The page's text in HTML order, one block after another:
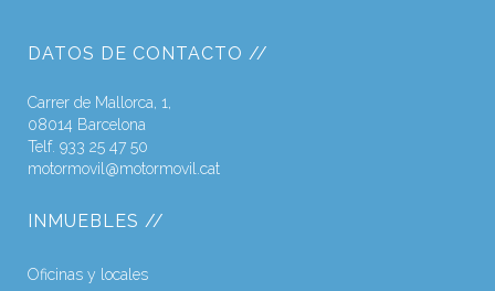
DATOS DE CONTACTO //
Carrer de Mallorca, 1,
08014 Barcelona
Telf. 933 25 47 50
motormovil@motormovil.cat
INMUEBLES //
Oficinas y locales